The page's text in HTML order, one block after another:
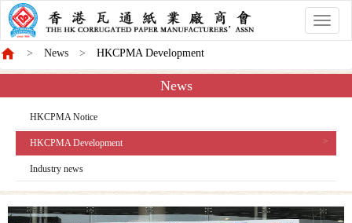
香
港
會
News HKCPMA Development
News
HKCPMA Notice
HKCPMA Development
Industry news